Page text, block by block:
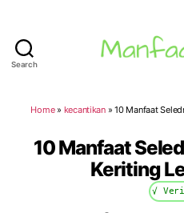
Search
Home» kecantikan»10 Manfaat
10 Manfaat
Keriting
√